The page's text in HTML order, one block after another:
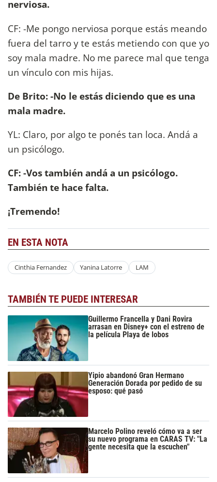
nerviosa.
CF: -Me pongo nerviosa porque estás meando
fuera del tarro y te estás metiendo con que yo
soy mala madre. No me parece mal que tenga
un vínculo con mis hijas.
De Brito: -No le estás diciendo que es una
mala madre.
YL: Claro, por algo te ponés tan loca. Andá a
un psicólogo.
CF: -Vos también andá a un psicólogo.
También te hace falta.
¡Tremendo!
EN ESTA NOTA
Cinthia Fernandez Yanina Latorre LAM
TAMBIÉN TE PUEDE INTERESAR
Guillermo Francella y Dani Rovira
arrasan en Disney+ con el estreno de
la película Playa de lobos
Yipio abandonó Gran Hermano
Generación Dorada por pedido de su
esposo: qué pasó
Marcelo Polino reveló cómo va a ser
su nuevo programa en CARAS TV: "La
gente necesita que la escuchen"